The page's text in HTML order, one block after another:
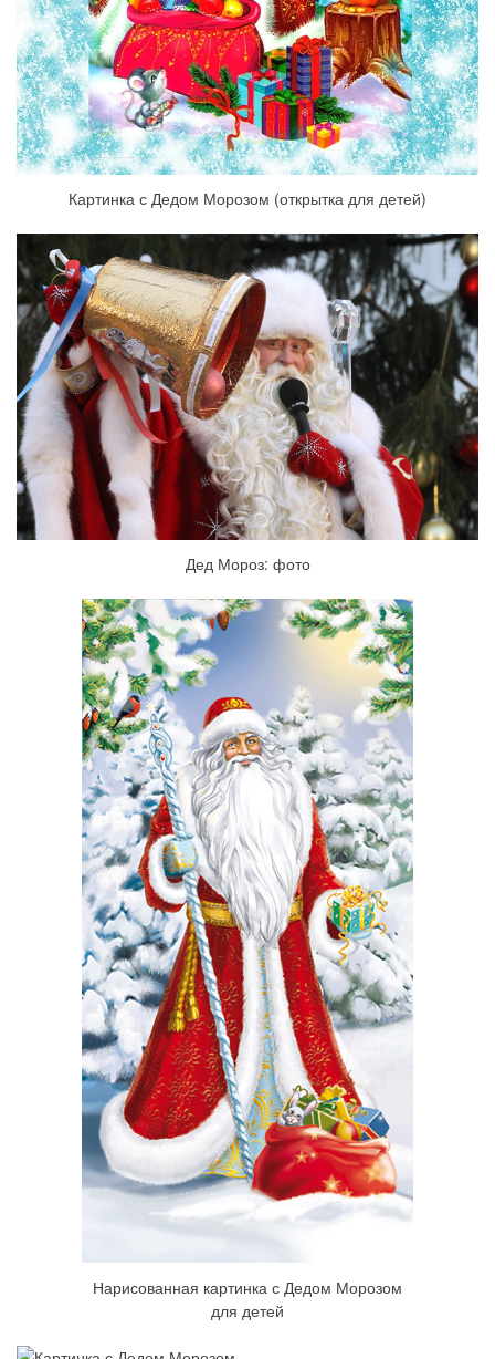
Картинка с Дедом Морозом (открытка для детей)
Дед Мороз: фото
Нарисованная картинка с Дедом Морозом
для детей